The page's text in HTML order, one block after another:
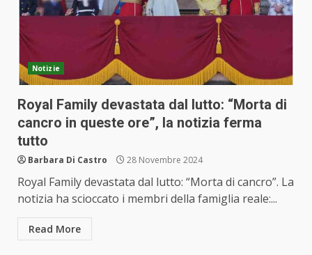
Notizie
Royal Family devastata dal lutto: “Morta di
cancro in queste ore”, la notizia ferma
tutto
Barbara Di Castro 28 Novembre 2024
Royal Family devastata dal lutto: “Morta di cancro”. La
notizia ha scioccato i membri della famiglia reale:...
Read More